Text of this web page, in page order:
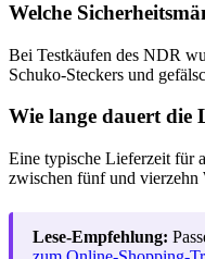
Welche
Bei Testkäufen des NDR
Schuko-Steckers und
Wie lange dauert die
Eine typische Lieferzeit für
zwischen fünf und vierzehn
Lese-Empfehlung: